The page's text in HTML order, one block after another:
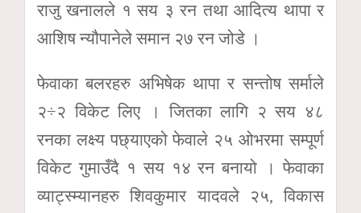
राजु खनालले १ सय ३ रन तथा आदित्य थापा र
आशिष न्यौपानेले समान २७ रन जोडे ।
फेवाका बलरहरु अभिषेक थापा र सन्तोष सर्माले
२÷२ विकेट लिए । जितका लागि २ सय ४८
रनका लक्ष्य पछ्याएको फेवाले २५ ओभरमा सम्पूर्ण
विकेट गुमाउँदै १ सय १४ रन बनायो । फेवाका
व्याट्स्म्यानहरु शिवकुमार यादवले २५, विकास